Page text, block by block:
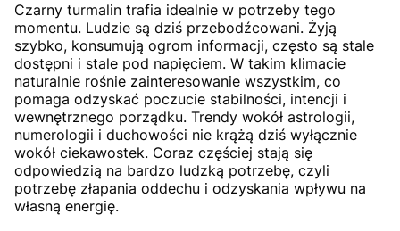
Czarny turmalin trafia idealnie w potrzeby tego
momentu. Ludzie są dziś przebodźcowani. Żyją
szybko, konsumują ogrom informacji, często są stale
dostępni i stale pod napięciem. W takim klimacie
naturalnie rośnie zainteresowanie wszystkim, co
pomaga odzyskać poczucie stabilności, intencji i
wewnętrznego porządku. Trendy wokół astrologii,
numerologii i duchowości nie krążą dziś wyłącznie
wokół ciekawostek. Coraz częściej stają się
odpowiedzią na bardzo ludzką potrzebę, czyli
potrzebę złapania oddechu i odzyskania wpływu na
własną energię.